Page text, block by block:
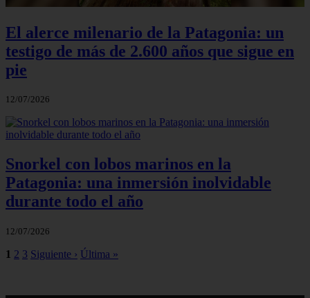
El alerce milenario de la Patagonia: un
testigo de más de 2.600 años que sigue en
pie
12/07/2026
Snorkel con lobos marinos en la
Patagonia: una inmersión inolvidable
durante todo el año
12/07/2026
1 2 3 Siguiente › Última »